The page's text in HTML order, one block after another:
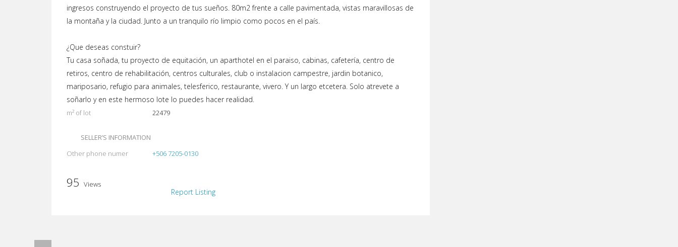
ingresos construyendo el proyecto de tus sueños. 80m2 frente a calle pavimentada, vistas maravillosas de
la montaña y la ciudad. Junto a un tranquilo río limpio como pocos en el país.
¿Que deseas constuir?
Tu casa soñada, tu proyecto de equitación, un aparthotel en el paraiso, cabinas, cafetería, centro de
retiros, centro de rehabilitación, centros culturales, club o instalacion campestre, jardin botanico,
mariposario, refugio para animales, telesferico, restaurante, vivero. Y un largo etcetera. Solo atrevete a
soñarlo y en este hermoso lote lo puedes hacer realidad.
m² of lot 22479
SELLER’S INFORMATION
Other phone numer
+506 7205-0130
Report Listing
95 Views